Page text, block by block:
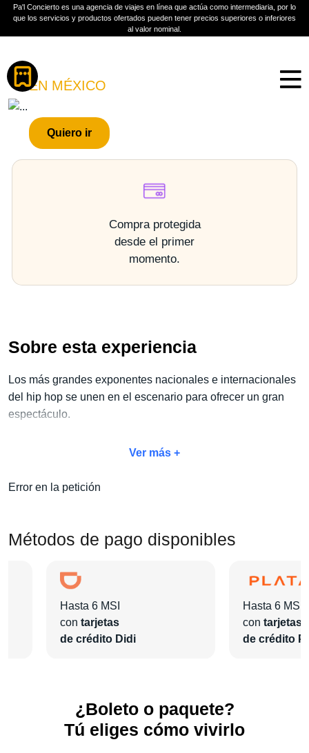
Pa'l Concierto es una agencia de viajes en línea que actúa como intermediaria, por lo
que los servicios y productos ofertados pueden tener precios superiores o inferiores
al valor nominal.
Boletos
URBANO FEST C KAN
EN MÉXICO
Quiero ir
Compra protegida
desde el primer
momento.
Sobre esta experiencia
Los más grandes exponentes nacionales e internacionales
del hip hop se unen en el escenario para ofrecer un gran
espectáculo.
No dejes pasar la oportunidad de vivir este espectáculo
Hotel.Con este paquete, no solo disfrutarás del evento,
Escoge la categoría de boleto que prefieras y elige el hotel
que mejor se adapte a tus necesidades.
Nosotros nos haremos cargo de que
disfrutes de este día
como no lo habías hecho.
Ver más +
Error en la petición
Métodos de pago disponibles
Hasta 6 MSI
con tarjetas
de crédito Didi
Hasta 6 MSI
con tarjetas
de crédito
¿Boleto o paquete?
Tú eliges cómo vivirlo